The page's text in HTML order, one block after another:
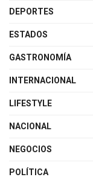
DEPORTES
ESTADOS
GASTRONOMÍA
INTERNACIONAL
LIFESTYLE
NACIONAL
NEGOCIOS
POLÍTICA